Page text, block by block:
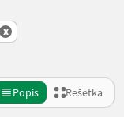
x
Popis Rešetka